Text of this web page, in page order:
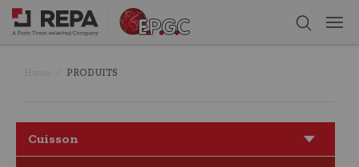
PRODUITS
Cuisson